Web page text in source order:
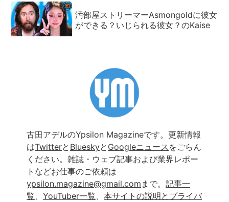
汚部屋ストリーマーAsmongoldに彼女
ができる？いじられる彼女？のKaise
古田アデルのYpsilon Magazineです。更新情報
はTwitterと Blueskyと Googleニュース をごらん
ください。雑誌・ウェブ記事および業界レポー
トなどお仕事のご依頼は
ypsilon.magazine@gmail.com まで。 記事一
覧、 YouTuber一覧、 本サイトの説明とプライバ